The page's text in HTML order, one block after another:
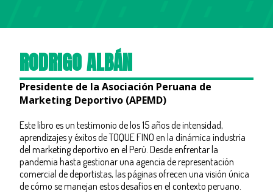
RODRIGO ALBÁN
Presidente de la Asociación Peruana de
Marketing Deportivo (APEMD)
Este libro es un testimonio de los 15 años de intensidad,
aprendizajes y éxitos de TOQUE FINO en la dinámica industria
del marketing deportivo en el Perú. Desde enfrentar la
pandemia hasta gestionar una agencia de representación
comercial de deportistas, las páginas ofrecen una visión única
de cómo se manejan estos desafíos en el contexto peruano.